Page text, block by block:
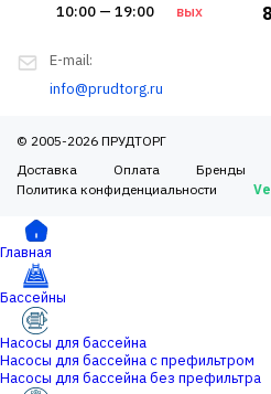
10:00 — 19:00 вых
E-mail:
info@prudtorg.ru
© 2005-2026 ПРУДТОРГ
Доставка
Оплата Бренды
Политика конфиденциальности
Главная
Бассейны
Насосы для бассейна
Насосы для бассейна с префильтром
Насосы для бассейна без префильтра